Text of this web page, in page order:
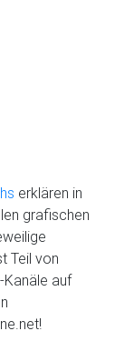
erklären in
grafischen
Teil von
Kanäle auf